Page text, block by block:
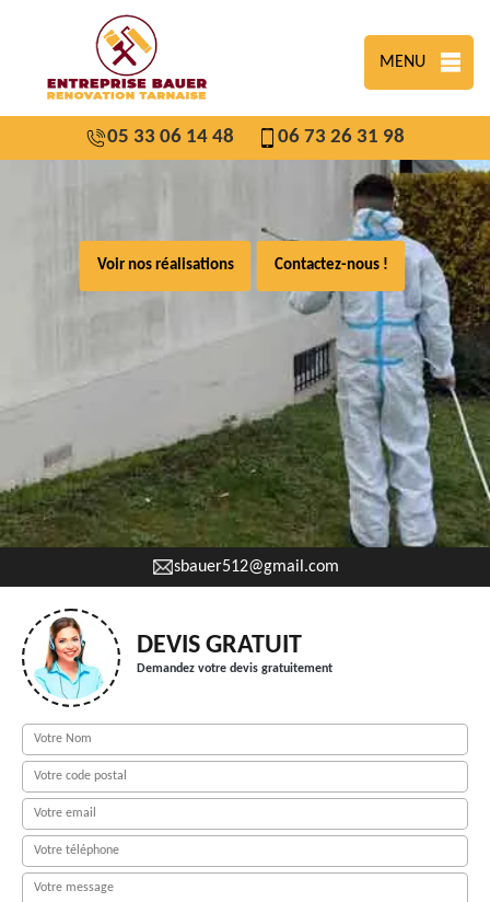
MENU
05 33 06 14 48 06 73 26 31 98
Voir nos réalisations Contactez-nous !
sbauer512@gmail.com
DEVIS GRATUIT
Demandez votre devis gratuitement